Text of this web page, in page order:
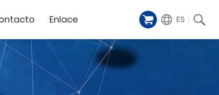
Cortador Láser
Galería de
muestras
Vídeos de
Milestoens
TODAS
distribuidor
Enlace
Financing Service
GCC Web Shop
ES